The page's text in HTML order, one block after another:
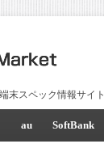
末スペック情報サイト
au SoftBank